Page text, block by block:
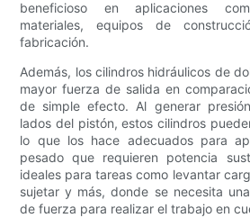
beneficioso en aplicaciones
materiales, equipos de
fabricación.
Además, los cilindros hidráulicos de
mayor fuerza de salida en
de simple efecto. Al generar
lados del pistón, estos cilindros
lo que los hace adecuados para
pesado que requieren potencia
ideales para tareas como levantar
sujetar y más, donde se necesita
de fuerza para realizar el trabajo en